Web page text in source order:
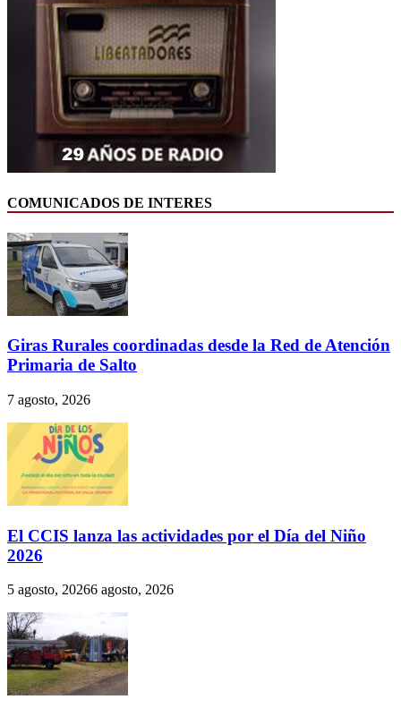
COMUNICADOS DE INTERES
Giras Rurales coordinadas desde la Red de Atención
Primaria de Salto
7 agosto, 2026
El CCIS lanza las actividades por el Día del Niño
2026
5 agosto, 20266 agosto, 2026